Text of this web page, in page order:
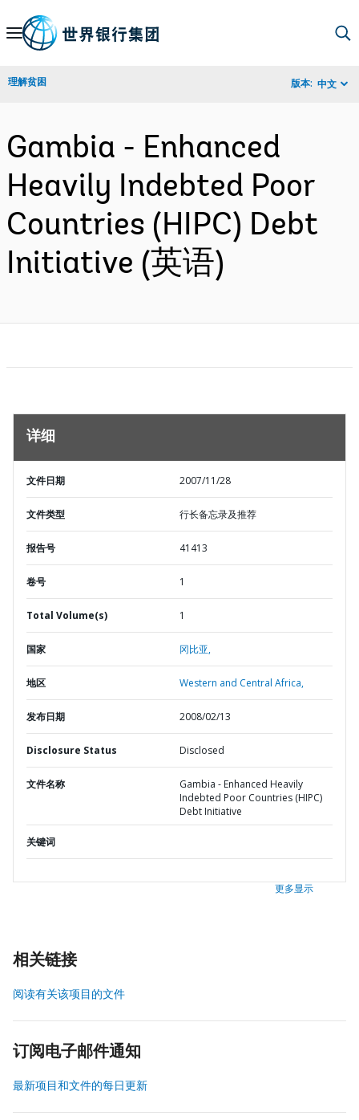
Skip
Navigation
理解贫困 版本: 中文
Gambia - Enhanced
Heavily Indebted Poor
Countries (HIPC) Debt
Initiative (英语)
详细
文件日期 2007/11/28
文件类型 行长备忘录及推荐
报告号 41413
卷号 1
Total Volume(s) 1
国家 冈比亚,
地区 Western and Central Africa,
发布日期 2008/02/13
Disclosure Status Disclosed
文件名称
Gambia - Enhanced Heavily
Indebted Poor Countries (HIPC)
Debt Initiative
关键词
更多显示
相关链接
阅读有关该项目的文件
订阅电子邮件通知
最新项目和文件的每日更新